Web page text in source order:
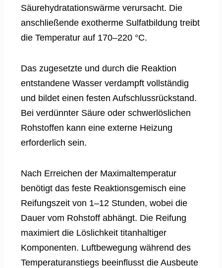
Säurehydratationswärme verursacht. Die
anschließende exotherme Sulfatbildung treibt
die Temperatur auf 170–220 °C.
Das zugesetzte und durch die Reaktion
entstandene Wasser verdampft vollständig
und bildet einen festen Aufschlussrückstand.
Bei verdünnter Säure oder schwerlöslichen
Rohstoffen kann eine externe Heizung
erforderlich sein.
Nach Erreichen der Maximaltemperatur
benötigt das feste Reaktionsgemisch eine
Reifungszeit von 1–12 Stunden, wobei die
Dauer vom Rohstoff abhängt. Die Reifung
maximiert die Löslichkeit titanhaltiger
Komponenten. Luftbewegung während des
Temperaturanstiegs beeinflusst die Ausbeute